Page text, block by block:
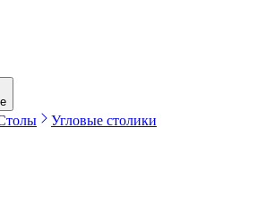
Угловые столики